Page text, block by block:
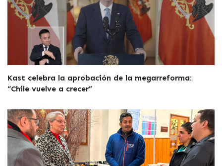
Kast celebra la aprobación de la megarreforma:
“Chile vuelve a crecer”